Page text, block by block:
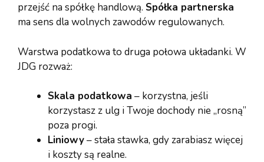
przejść na spółkę handlową. Spółka partnerska
ma sens dla wolnych zawodów regulowanych.
Warstwa podatkowa to druga połowa układanki. W
JDG rozważ:
Skala podatkowa – korzystna, jeśli
korzystasz z ulg i Twoje dochody nie „rosną”
poza progi.
Liniowy– stała stawka, gdy zarabiasz więcej
i koszty są realne.